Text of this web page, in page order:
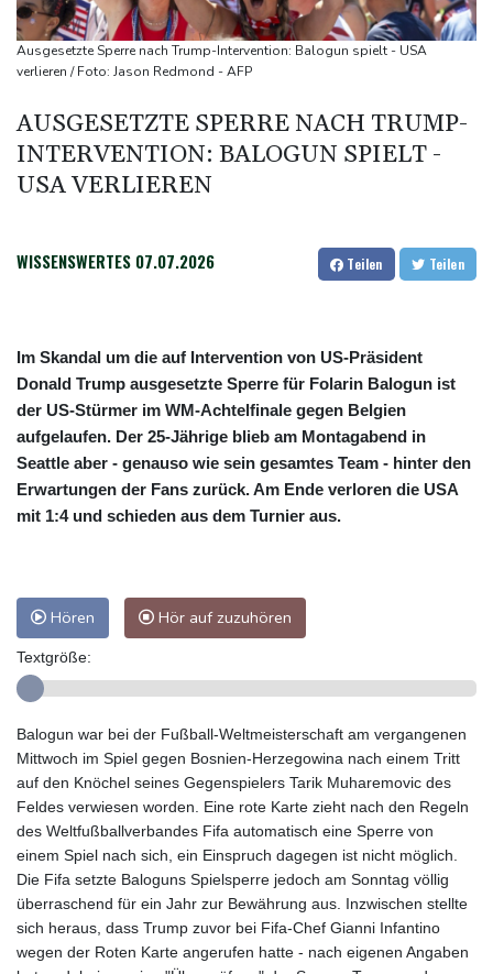
Trump unternimmt neuen Vorstoß im Streit um US-
Staatsbürgerschaft
Erdogan reist zu Dreier-Gipfel mit Pakistan nach Saudi-Arabien
kündigt Vergeltung an
UEFA hält an FIFA-Boykott fest - CAF hält zu Infantino
Jemen: 38 Soldaten bei Huthi-Angriffen getötet - Regierung
Ausgesetzte Sperre nach Trump-Intervention: Balogun spielt - USA
verlieren / Foto: Jason Redmond - AFP
AUSGESETZTE SPERRE NACH TRUMP-
INTERVENTION: BALOGUN SPIELT -
USA VERLIEREN
WISSENSWERTES 07.07.2026 Teilen Teilen
Im Skandal um die auf Intervention von US-Präsident
Donald Trump ausgesetzte Sperre für Folarin Balogun ist
der US-Stürmer im WM-Achtelfinale gegen Belgien
aufgelaufen. Der 25-Jährige blieb am Montagabend in
Seattle aber - genauso wie sein gesamtes Team - hinter den
Erwartungen der Fans zurück. Am Ende verloren die USA
mit 1:4 und schieden aus dem Turnier aus.
Hören Hör auf zuzuhören
Textgröße:
Balogun war bei der Fußball-Weltmeisterschaft am vergangenen
Mittwoch im Spiel gegen Bosnien-Herzegowina nach einem Tritt
auf den Knöchel seines Gegenspielers Tarik Muharemovic des
Feldes verwiesen worden. Eine rote Karte zieht nach den Regeln
des Weltfußballverbandes Fifa automatisch eine Sperre von
einem Spiel nach sich, ein Einspruch dagegen ist nicht möglich.
Die Fifa setzte Baloguns Spielsperre jedoch am Sonntag völlig
überraschend für ein Jahr zur Bewährung aus. Inzwischen stellte
sich heraus, dass Trump zuvor bei Fifa-Chef Gianni Infantino
wegen der Roten Karte angerufen hatte - nach eigenen Angaben